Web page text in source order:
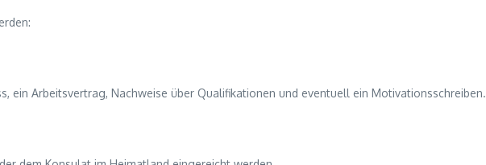
ein Arbeitsvertrag, Nachweise über Qualifikationen und eventuell ein Motivationsschreiben.